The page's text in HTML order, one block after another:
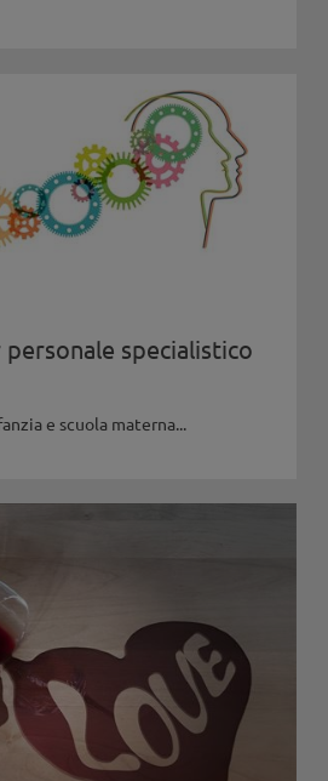
specialistico
e scuola materna...